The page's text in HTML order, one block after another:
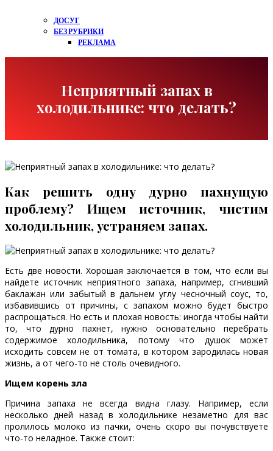
ДОСУГ
БЕЗ РУБРИКИ
РЕКЛАМА
Неприятный запах в
холодильнике: что делать?
Как решить одну дурно пахнущую
проблему? Ищем источник, чистим
холодильник, устраняем запах.
Есть две новости. Хорошая заключается в том, что если вы
найдете источник неприятного запаха, например, сгнивший
баклажан или забытый в дальнем углу чесночный соус, то,
избавившись от причины, с запахом можно будет быстро
распрощаться. Но есть и плохая новость: иногда чтобы найти
то, что дурно пахнет, нужно основательно перебрать
содержимое холодильника, потому что душок может
исходить совсем не от томата, в котором зародилась новая
жизнь, а от чего-то не столь очевидного.
Ищем корень зла
Причина запаха не всегда видна глазу. Например, если
несколько дней назад в холодильнике незаметно для вас
пролилось молоко из пачки, очень скоро вы почувствуете
что-то неладное. Также стоит: